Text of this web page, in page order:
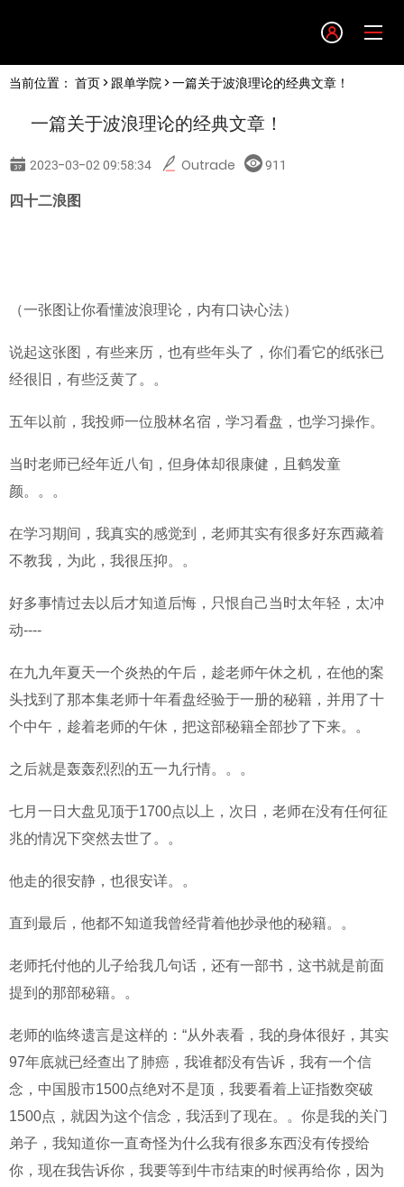
English
繁體中文
日本語
Tiếng việt
ไทย
当前位置： 首页> 跟单学院> 一篇关于波浪理论的经典文章！
一篇关于波浪理论的经典文章！
2023-03-02 09:58:34 Outrade 911
四十二浪图
（一张图让你看懂波浪理论，内有口诀心法）
说起这张图，有些来历，也有些年头了，你们看它的纸张已
经很旧，有些泛黄了。。
五年以前，我投师一位股林名宿，学习看盘，也学习操作。
当时老师已经年近八旬，但身体却很康健，且鹤发童
颜。。。
在学习期间，我真实的感觉到，老师其实有很多好东西藏着
不教我，为此，我很压抑。。
好多事情过去以后才知道后悔，只恨自己当时太年轻，太冲
动----
在九九年夏天一个炎热的午后，趁老师午休之机，在他的案
头找到了那本集老师十年看盘经验于一册的秘籍，并用了十
个中午，趁着老师的午休，把这部秘籍全部抄了下来。。
之后就是轰轰烈烈的五一九行情。。。
七月一日大盘见顶于1700点以上，次日，老师在没有任何征
兆的情况下突然去世了。。
他走的很安静，也很安详。。
直到最后，他都不知道我曾经背着他抄录他的秘籍。。
老师托付他的儿子给我几句话，还有一部书，这书就是前面
提到的那部秘籍。。
老师的临终遗言是这样的：“从外表看，我的身体很好，其实
97年底就已经查出了肺癌，我谁都没有告诉，我有一个信
念，中国股市1500点绝对不是顶，我要看着上证指数突破
1500点，就因为这个信念，我活到了现在。。你是我的关门
弟子，我知道你一直奇怪为什么我有很多东西没有传授给
你，现在我告诉你，我要等到牛市结束的时候再给你，因为